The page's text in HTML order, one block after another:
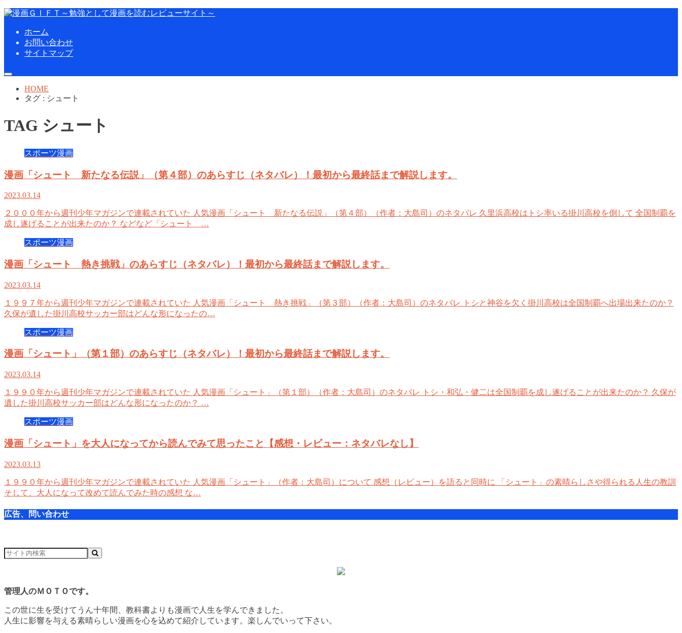
ホーム
お問い合わせ
サイトマップ
HOME
タグ : シュート
TAG シュート
スポーツ漫画
漫画「シュート 新たなる伝説」（第４部）のあらすじ（ネタバレ）！最初から最終話まで解説します。
2023.03.14
２０００年から週刊少年マガジンで連載されていた 人気漫画「シュート 新たなる伝説」（第４部）（作者：大島司）のネタバレ 久里浜高校はトシ率いる掛川高校を倒して 全国制覇を
成し遂げることが出来たのか？ などなど「シュート …
スポーツ漫画
漫画「シュート 熱き挑戦」のあらすじ（ネタバレ）！最初から最終話まで解説します。
2023.03.14
１９９７年から週刊少年マガジンで連載されていた 人気漫画「シュート 熱き挑戦」（第３部）（作者：大島司）のネタバレ トシと神谷を欠く掛川高校は全国制覇へ出場出来たのか？
久保が遺した掛川高校サッカー部はどんな形になったの…
スポーツ漫画
漫画「シュート」（第１部）のあらすじ（ネタバレ）！最初から最終話まで解説します。
2023.03.14
１９９０年から週刊少年マガジンで連載されていた 人気漫画「シュート」（第１部）（作者：大島司）のネタバレ トシ・和弘・健二は全国制覇を成し遂げることが出来たのか？ 久保が
遺した掛川高校サッカー部はどんな形になったのか？ …
スポーツ漫画
漫画「シュート」を大人になってから読んでみて思ったこと【感想・レビュー：ネタバレなし】
2023.03.13
１９９０年から週刊少年マガジンで連載されていた 人気漫画「シュート」（作者：大島司）について 感想（レビュー）を語ると同時に 「シュート」の素晴らしさや得られる人生の教訓
そして、大人になって改めて読んでみた時の感想 な…
広告、問い合わせ
管理人のＭＯＴＯです。
この世に生を受けてうん十年間、教科書よりも漫画で人生を学んできました。
人生に影響を与える素晴らしい漫画を心を込めて紹介しています。楽しんでいって下さい。